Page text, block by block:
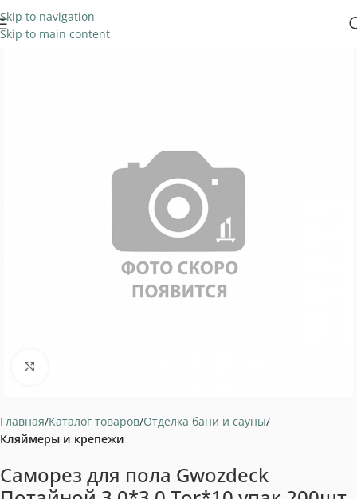
Skip to navigation
Skip to main content
Главная Каталог товаров Отделка бани и сауны
Кляймеры и крепежи
Саморез для пола Gwozdeck